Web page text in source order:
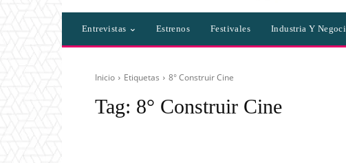
Entrevistas Estrenos Festivales Industria Y
Inicio Etiquetas 8° Construir Cine
Tag: 8° Construir Cine